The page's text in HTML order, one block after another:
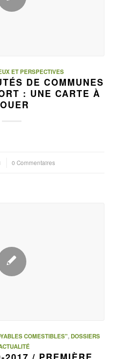
ET PERSPECTIVES
DE COMMUNES
: UNE CARTE À
0 Commentaires
COMESTIBLES", DOSSIERS